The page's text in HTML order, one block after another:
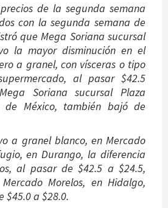
de la segunda semana
con la segunda semana de
que Mega Soriana sucursal
la mayor disminución en el
a granel, con vísceras o tipo
al pasar $42.5
Soriana sucursal Plaza
de México, también bajó de
a granel blanco, en Mercado
en Durango, la diferencia
al pasar de $42.5 a $24.5,
Morelos, en Hidalgo,
$45.0 a $28.0.